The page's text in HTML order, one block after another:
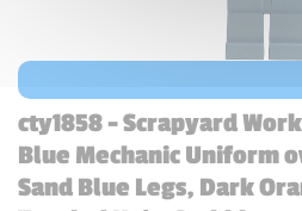
cty1858 - Scrapyard
Blue Mechanic Uniform
Sand Blue Legs, Dark